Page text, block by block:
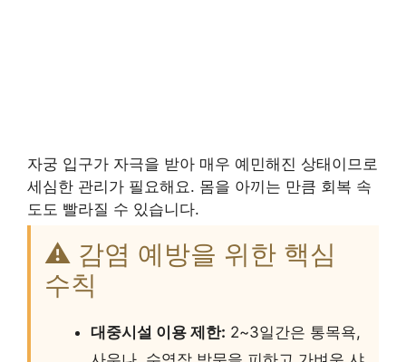
자궁 입구가 자극을 받아 매우 예민해진 상태이므로
세심한 관리가 필요해요. 몸을 아끼는 만큼 회복 속
도도 빨라질 수 있습니다.
⚠️ 감염 예방을 위한 핵심
수칙
대중시설 이용 제한: 2~3일간은 통목욕,